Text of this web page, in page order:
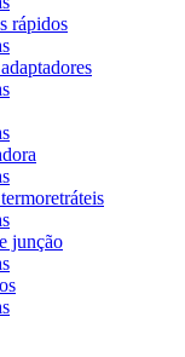
rápidos
junção